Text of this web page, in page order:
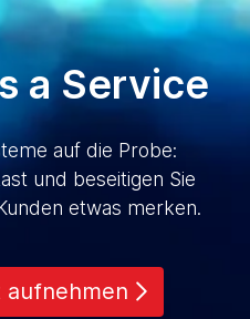
a Service
auf die Probe:
und beseitigen Sie
etwas merken.